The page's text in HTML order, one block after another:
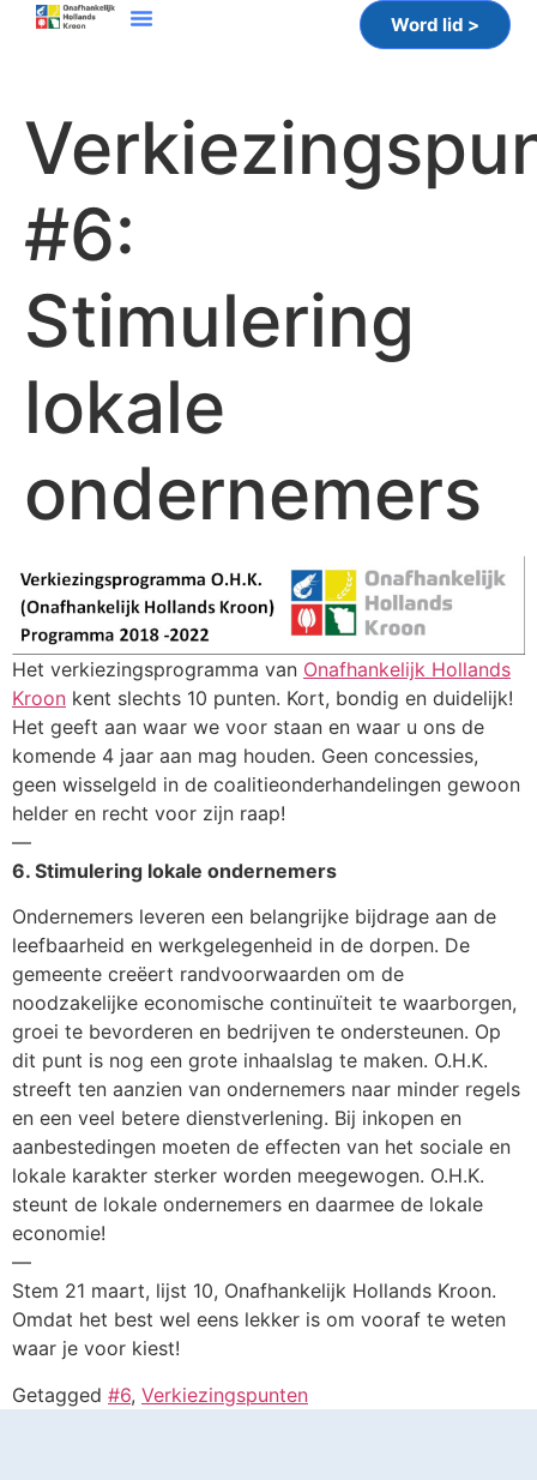
Word lid >
#6:
Stimulering
lokale
ondernemers
Het verkiezingsprogramma van Onafhankelijk Hollands
Kroon kent slechts 10 punten. Kort, bondig en duidelijk!
Het geeft aan waar we voor staan en waar u ons de
komende 4 jaar aan mag houden. Geen concessies,
geen wisselgeld in de coalitieonderhandelingen gewoon
helder en recht voor zijn raap!
—
6. Stimulering lokale ondernemers
Ondernemers leveren een belangrijke bijdrage aan de
leefbaarheid en werkgelegenheid in de dorpen. De
gemeente creëert randvoorwaarden om de
noodzakelijke economische continuïteit te waarborgen,
groei te bevorderen en bedrijven te ondersteunen. Op
dit punt is nog een grote inhaalslag te maken. O.H.K.
streeft ten aanzien van ondernemers naar minder regels
en een veel betere dienstverlening. Bij inkopen en
aanbestedingen moeten de effecten van het sociale en
lokale karakter sterker worden meegewogen. O.H.K.
steunt de lokale ondernemers en daarmee de lokale
economie!
—
Stem 21 maart, lijst 10, Onafhankelijk Hollands Kroon.
Omdat het best wel eens lekker is om vooraf te weten
waar je voor kiest!
Getagged #6, Verkiezingspunten